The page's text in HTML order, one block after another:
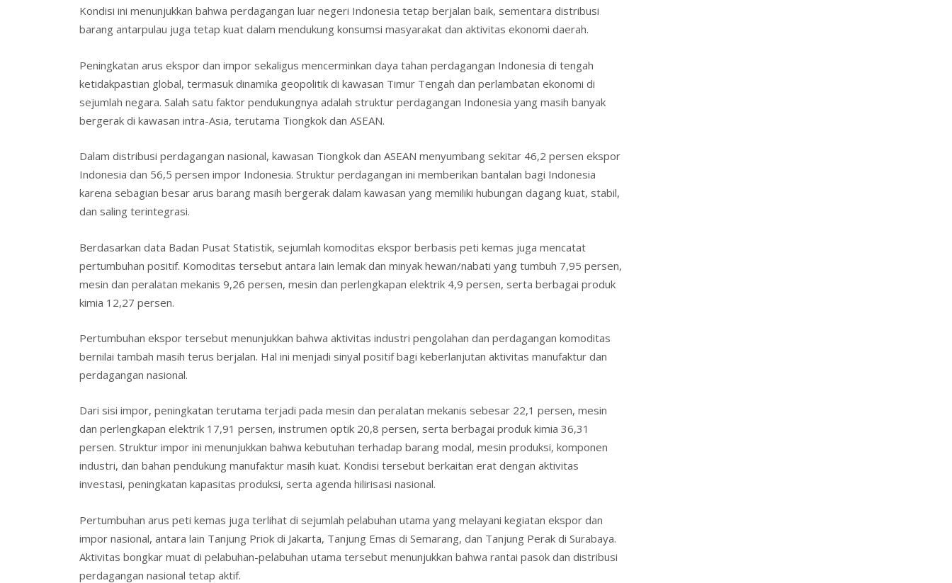
Kondisi ini menunjukkan bahwa perdagangan luar negeri Indonesia tetap berjalan baik, sementara distribusi
barang antarpulau juga tetap kuat dalam mendukung konsumsi masyarakat dan aktivitas ekonomi daerah.
Peningkatan arus ekspor dan impor sekaligus mencerminkan daya tahan perdagangan Indonesia di tengah
ketidakpastian global, termasuk dinamika geopolitik di kawasan Timur Tengah dan perlambatan ekonomi di
sejumlah negara. Salah satu faktor pendukungnya adalah struktur perdagangan Indonesia yang masih banyak
bergerak di kawasan intra-Asia, terutama Tiongkok dan ASEAN.
Dalam distribusi perdagangan nasional, kawasan Tiongkok dan ASEAN menyumbang sekitar 46,2 persen ekspor
Indonesia dan 56,5 persen impor Indonesia. Struktur perdagangan ini memberikan bantalan bagi Indonesia
karena sebagian besar arus barang masih bergerak dalam kawasan yang memiliki hubungan dagang kuat, stabil,
dan saling terintegrasi.
Berdasarkan data Badan Pusat Statistik, sejumlah komoditas ekspor berbasis peti kemas juga mencatat
pertumbuhan positif. Komoditas tersebut antara lain lemak dan minyak hewan/nabati yang tumbuh 7,95 persen,
mesin dan peralatan mekanis 9,26 persen, mesin dan perlengkapan elektrik 4,9 persen, serta berbagai produk
kimia 12,27 persen.
Pertumbuhan ekspor tersebut menunjukkan bahwa aktivitas industri pengolahan dan perdagangan komoditas
bernilai tambah masih terus berjalan. Hal ini menjadi sinyal positif bagi keberlanjutan aktivitas manufaktur dan
perdagangan nasional.
Dari sisi impor, peningkatan terutama terjadi pada mesin dan peralatan mekanis sebesar 22,1 persen, mesin
dan perlengkapan elektrik 17,91 persen, instrumen optik 20,8 persen, serta berbagai produk kimia 36,31
persen. Struktur impor ini menunjukkan bahwa kebutuhan terhadap barang modal, mesin produksi, komponen
industri, dan bahan pendukung manufaktur masih kuat. Kondisi tersebut berkaitan erat dengan aktivitas
investasi, peningkatan kapasitas produksi, serta agenda hilirisasi nasional.
Pertumbuhan arus peti kemas juga terlihat di sejumlah pelabuhan utama yang melayani kegiatan ekspor dan
impor nasional, antara lain Tanjung Priok di Jakarta, Tanjung Emas di Semarang, dan Tanjung Perak di Surabaya.
Aktivitas bongkar muat di pelabuhan-pelabuhan utama tersebut menunjukkan bahwa rantai pasok dan distribusi
perdagangan nasional tetap aktif.